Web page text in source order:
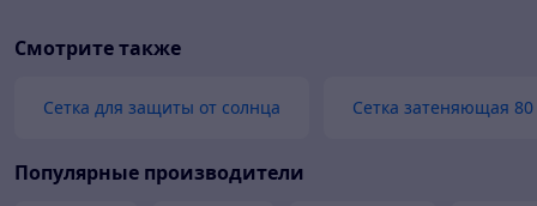
Смотрите также
Сетка для защиты от солнца Сетка затеняющая
Популярные производители